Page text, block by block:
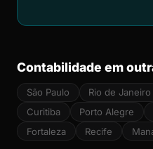
Contabilidade em
São Paulo Rio de Janeiro
Curitiba
Porto Alegre
Fortaleza
Recife